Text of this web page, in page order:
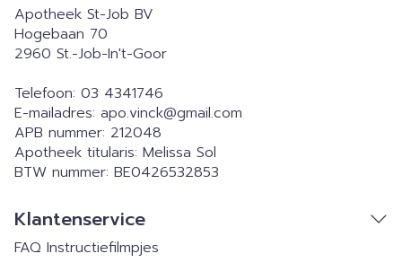
Apotheek St-Job BV
Hogebaan 70
2960 St.-Job-In't-Goor
Telefoon: 03 4341746
E-mailadres: apo.vinck@gmail.com
APB nummer: 212048
Apotheek titularis: Melissa Sol
BTW nummer: BE0426532853
Klantenservice
FAQ Instructiefilmpjes